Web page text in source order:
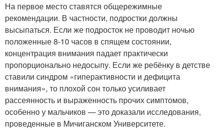
На первое место ставятся общережимные
рекомендации. В частности, подростки должны
высыпаться. Если же подросток не проводит ночью
положенные 8-10 часов в спящем состоянии,
концентрация внимания падает практически
пропорционально недосыпу. Если же ребёнку в детстве
ставили синдром «гиперактивности и дефицита
внимания», то плохой сон только усиливает
рассеянность и выраженность прочих симптомов,
особенно у мальчиков — это доказали исследования,
проведенные в Мичиганском Университете.